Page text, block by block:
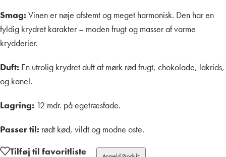
Smag: Vinen er nøje afstemt og meget harmonisk. Den har en
fyldig krydret karakter – moden frugt og masser af varme
krydderier.
Duft: En utrolig krydret duft af mørk rød frugt, chokolade, lakrids,
og kanel.
Lagring: 12 mdr. på egetræsfade.
Passer til: rødt kød, vildt og modne oste.
Tilføj til favoritliste